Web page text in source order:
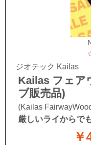
ジオテック Kailas
Kailas フェア
ブ販売品)
(Kailas
厳しいライからで
￥